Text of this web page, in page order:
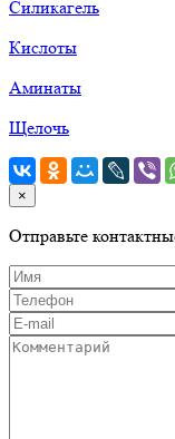
Силикагель
Кислоты
Аминаты
Щелочь
×
Отправьте